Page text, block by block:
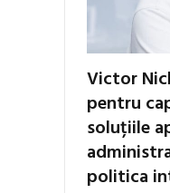
Victor
pentru
soluțiile
politica